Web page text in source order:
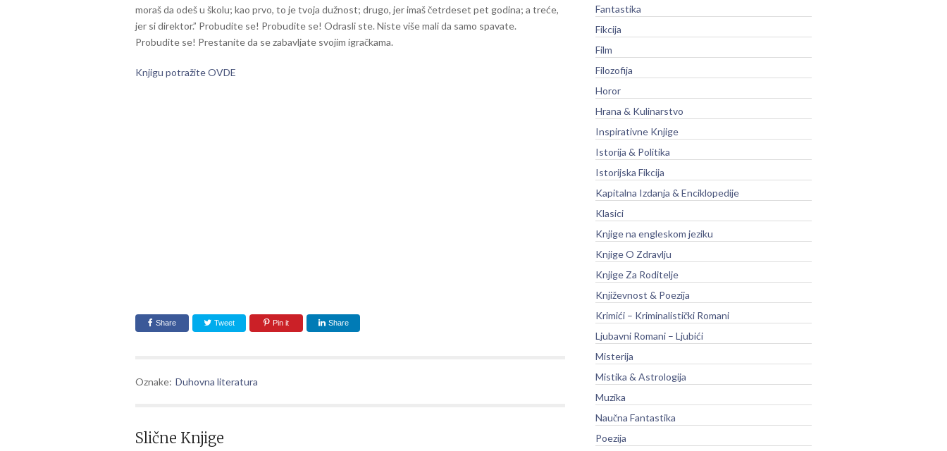
moraš da odeš u školu; kao prvo, to je tvoja dužnost; drugo, jer imaš četrdeset pet godina; a treće,
jer si direktor.” Probudite se! Probudite se! Odrasli ste. Niste više mali da samo spavate.
Probudite se! Prestanite da se zabavljate svojim igračkama.
Knjigu potražite OVDE
Share Tweet Pin it Share
Oznake: Duhovna literatura
Slične Knjige
Fantastika
Fikcija
Film
Filozofija
Horor
Hrana & Kulinarstvo
Inspirativne Knjige
Istorija & Politika
Istorijska Fikcija
Kapitalna Izdanja & Enciklopedije
Klasici
Knjige na engleskom jeziku
Knjige O Zdravlju
Knjige Za Roditelje
Književnost & Poezija
Krimići – Kriminalistički Romani
Ljubavni Romani – Ljubići
Misterija
Mistika & Astrologija
Muzika
Naučna Fantastika
Poezija